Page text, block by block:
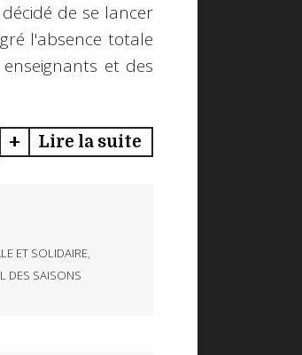
de se lancer
l'absence totale
et des
Lire la suite
ET SOLIDAIRE,
DES SAISONS